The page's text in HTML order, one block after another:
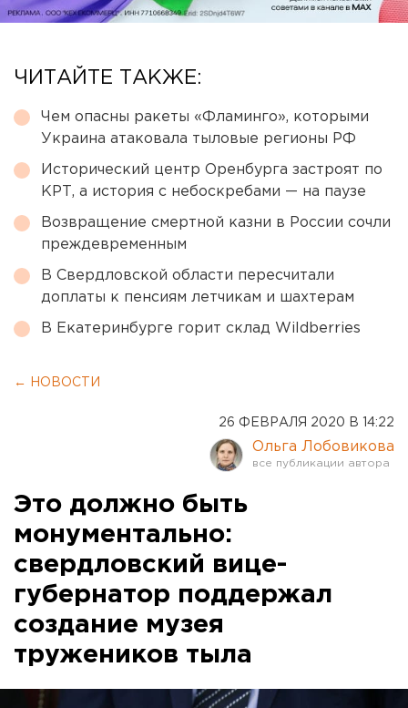
ЧИТАЙТЕ ТАКЖЕ:
Чем опасны ракеты «Фламинго», которыми
Украина атаковала тыловые регионы РФ
Исторический центр Оренбурга застроят по
КРТ, а история с небоскребами — на паузе
Возвращение смертной казни в России сочли
преждевременным
В Свердловской области пересчитали
доплаты к пенсиям летчикам и шахтерам
В Екатеринбурге горит склад Wildberries
← НОВОСТИ
26 ФЕВРАЛЯ 2020 В 14:22
Ольга Лобовикова
Это должно быть
монументально:
свердловский вице-
губернатор поддержал
создание музея
тружеников тыла